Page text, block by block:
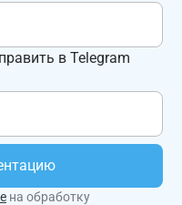
в Telegram
на обработку